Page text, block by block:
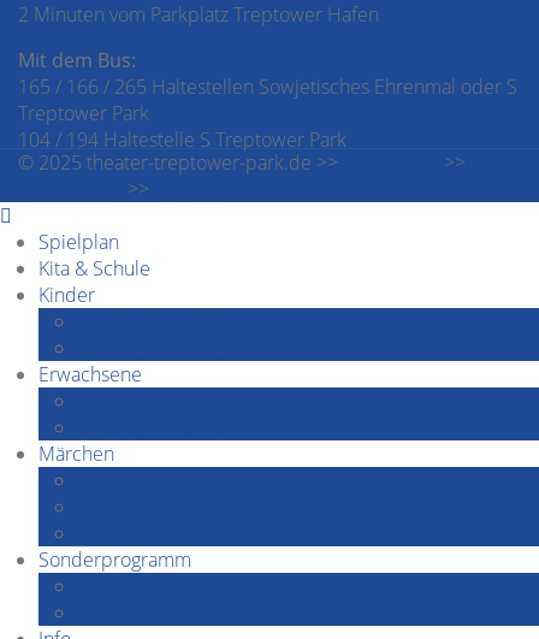
2 Minuten vom Parkplatz Treptower Hafen
Mit dem Bus:
165 / 166 / 265 Haltestellen Sowjetisches Ehrenmal oder S
Treptower Park
104 / 194 Haltestelle S Treptower Park
© 2025 theater-treptower-park.de >>
>>
>>
Spielplan
Kita & Schule
Kinder
Erwachsene
Märchen
Sonderprogramm